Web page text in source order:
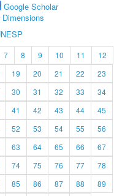
Google Scholar
Dimensions
7 8 9 10 11
12
19 20 21 22
23
30 31 32 33
34
41 42 43 44
45
52 53 54 55
56
63 64 65 66
67
74 75 76 77
78
85 86 87 88
89